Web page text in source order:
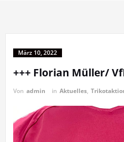
März 10, 2022
+++ Florian Müller/
Von admin in Aktuelles,